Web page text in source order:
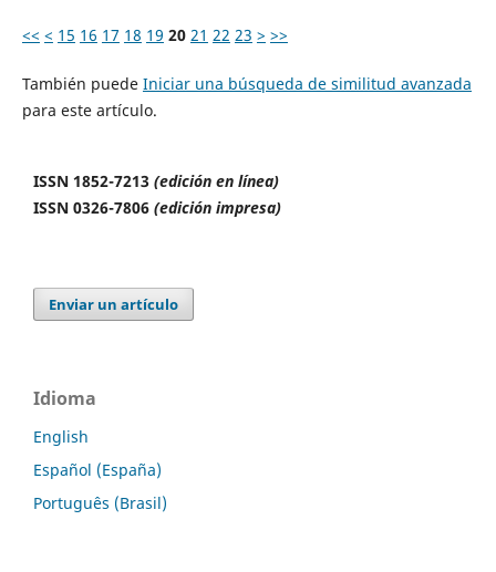
<< < 15 16 17 18 19 20 21 22 23 > >>
También puede Iniciar una búsqueda de similitud avanzada
para este artículo.
ISSN 1852-7213 (edición en línea)
ISSN 0326-7806 (edición impresa)
Enviar un artículo
Idioma
English
Español (España)
Português (Brasil)